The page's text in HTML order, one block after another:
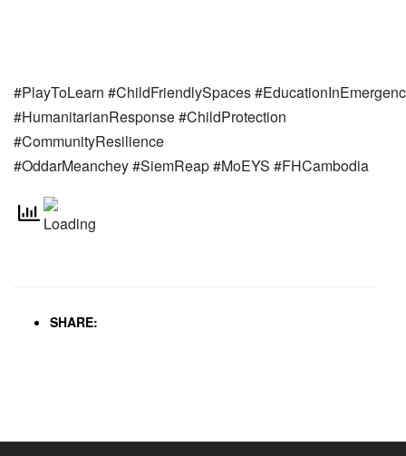
#PlayToLearn #ChildFriendlySpaces
#HumanitarianResponse#ChildProtection
#CommunityResilience
#OddarMeanchey#SiemReap#MoEYS #FHCambodia
SHARE: